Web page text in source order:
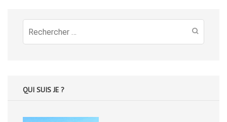
Recherche
pour
QUI SUIS JE ?